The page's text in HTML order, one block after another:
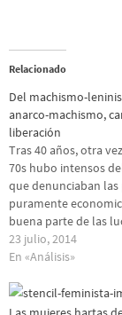
Relacionado
Del machismo-
anarco-machismo,
liberación
Tras 40 años, otra
70s hubo intensos
que denunciaban
puramente
buena parte de las
liberación. Se fue
como horizonte
capitalismo es una
clase, raza y género,
23 julio, 2014
En «Análisis»